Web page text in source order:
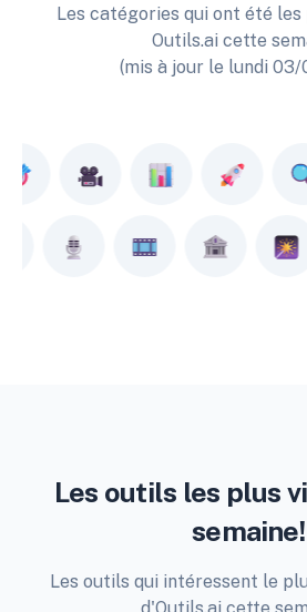
Les catégories qui ont été
Outils.ai cette
(mis à jour le lundi
Les outils les plus
semaine!
Les outils qui intéressent le
d'Outils.ai cette